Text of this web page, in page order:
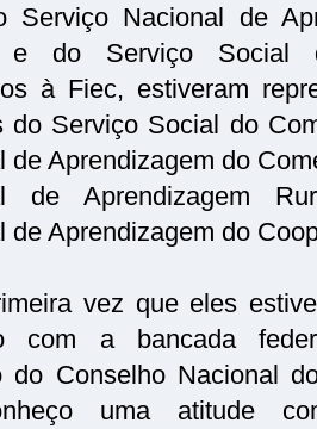
Serviço Nacional de
e do Serviço Social
à Fiec, estiveram
do Serviço Social do
de Aprendizagem do
de Aprendizagem
de Aprendizagem do
vez que eles
com a bancada
do Conselho Nacional
uma atitude